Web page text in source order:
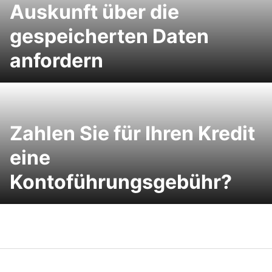
Auskunft über die
gespeicherten Daten
anfordern
Zahlen Sie für Ihren Kredit
eine
Kontoführungsgebühr?